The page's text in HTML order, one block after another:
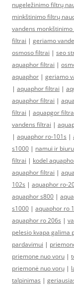
nugeležinimo filtrų
minkštinimo filtrų
vandens
filtrai | geriamo
osmoso filtrai | seo
aquaphor filtrai |
aquaphor | geriamo
| aquaphor filtrai |
aquaphor filtrai |
filtrai | aquapgor
vandens filtrai |
| aquaphor ro-101s |
s1000 | namui ir
filtrai | kodel
aquaphor filtrai |
102s | aquaphor ro-
aquaphor s800 |
s1000 | aquaphor ro
aquaphor ro 206s |
pelesio kvapa galima
pardavimui |
priemone nuo voru |
priemonė nuo vorų |
talpinimas |